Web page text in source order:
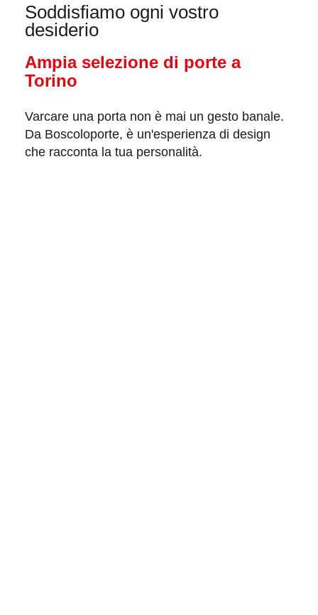
Soddisfiamo ogni vostro
desiderio
Ampia selezione di porte a
Torino
Varcare una porta non è mai un gesto banale.
Da Boscoloporte, è un'esperienza di design
che racconta la tua personalità.